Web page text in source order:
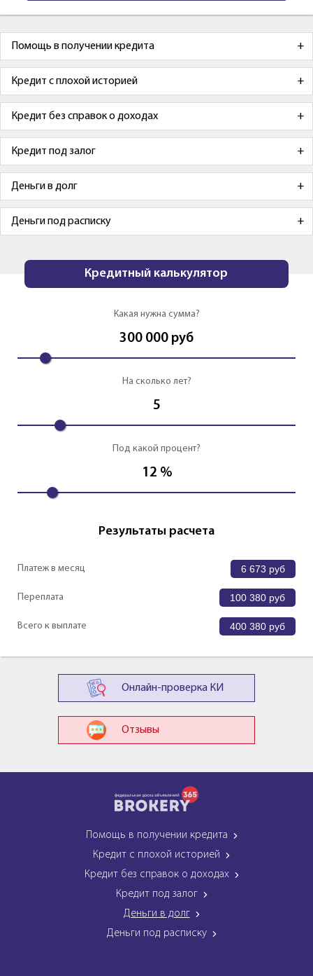
Помощь в получении кредита
Кредит с плохой историей
Кредит без справок о доходах
Кредит под залог
Деньги в долг
Деньги под расписку
Кредитный калькулятор
Какая нужна сумма?
300 000 руб
На сколько лет?
5
Под какой процент?
12 %
Результаты расчета
Платеж в месяц 6 673 руб
Переплата 100 380 руб
Всего к выплате 400 380 руб
Онлайн-проверка КИ
Отзывы
Помощь в получении кредита
Кредит с плохой историей
Кредит без справок о доходах
Кредит под залог
Деньги в долг
Деньги под расписку